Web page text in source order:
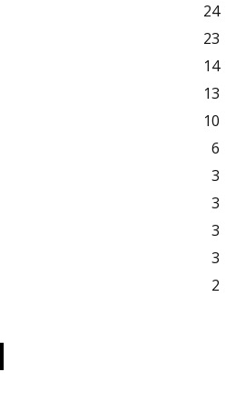
24
23
14
13
10
6
3
3
3
3
2